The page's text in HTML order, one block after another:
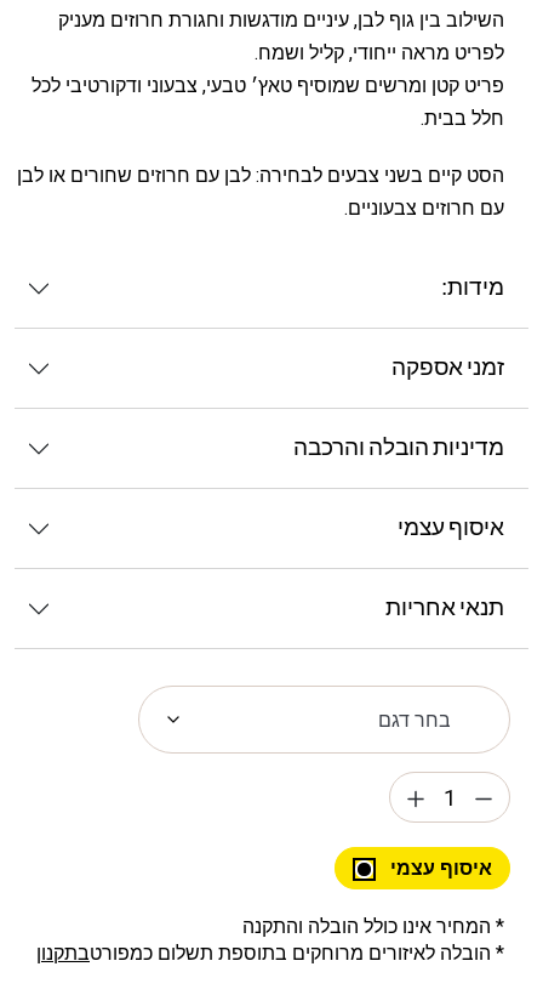
השילוב בין גוף לבן, עיניים מודגשות וחגורת חרוזים מעניק
לפריט מראה ייחודי, קליל ושמח.
פריט קטן ומרשים שמוסיף טאץ׳ טבעי, צבעוני ודקורטיבי לכל
חלל בבית.
הסט קיים בשני צבעים לבחירה: לבן עם חרוזים שחורים או לבן
עם חרוזים צבעוניים.
מידות:
זמני אספקה
מדיניות הובלה והרכבה
איסוף עצמי
תנאי אחריות
איסוף עצמי
* המחיר אינו כולל הובלה והתקנה
* הובלה לאיזורים מרוחקים בתוספת תשלום כמפורטבתקנון